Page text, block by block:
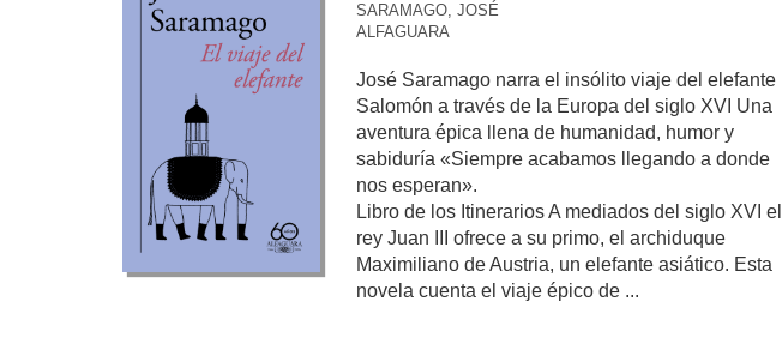
SARAMAGO, JOSÉ
ALFAGUARA
José Saramago narra el insólito viaje del elefante
Salomón a través de la Europa del siglo XVI Una
aventura épica llena de humanidad, humor y
sabiduría «Siempre acabamos llegando a donde
nos esperan».
Libro de los Itinerarios A mediados del siglo XVI el
rey Juan III ofrece a su primo, el archiduque
Maximiliano de Austria, un elefante asiático. Esta
novela cuenta el viaje épico de ...